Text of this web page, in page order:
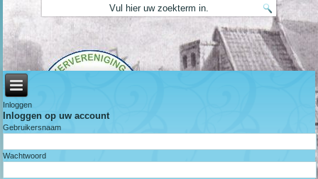
Inloggen
Inloggen op uw account
Gebruikersnaam
Wachtwoord